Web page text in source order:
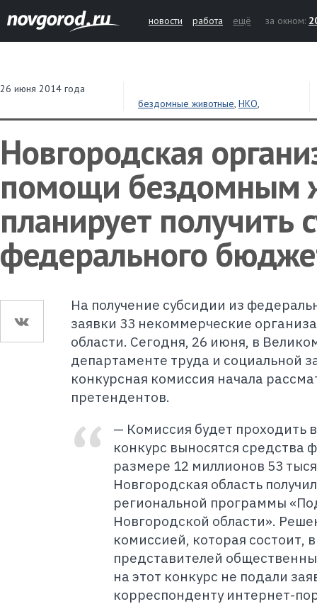
новости работа ещё за окном:
26 июня 2014 года
бездомные животные, НКО,
субсидия,бюджет,средства
Новгородская
помощи бездомным
планирует получить
федерального
На получение субсидии из
заявки 33 некоммерческие
области. Сегодня, 26 июня, в
департаменте труда и социальной
конкурсная комиссия начала
претендентов.
— Комиссия будет проходить
конкурс выносятся средства
размере 12 миллионов 53
Новгородская область
региональной программы
Новгородской области».
комиссией, которая состоит,
представителей
на этот конкурс не подали
корреспонденту интернет-